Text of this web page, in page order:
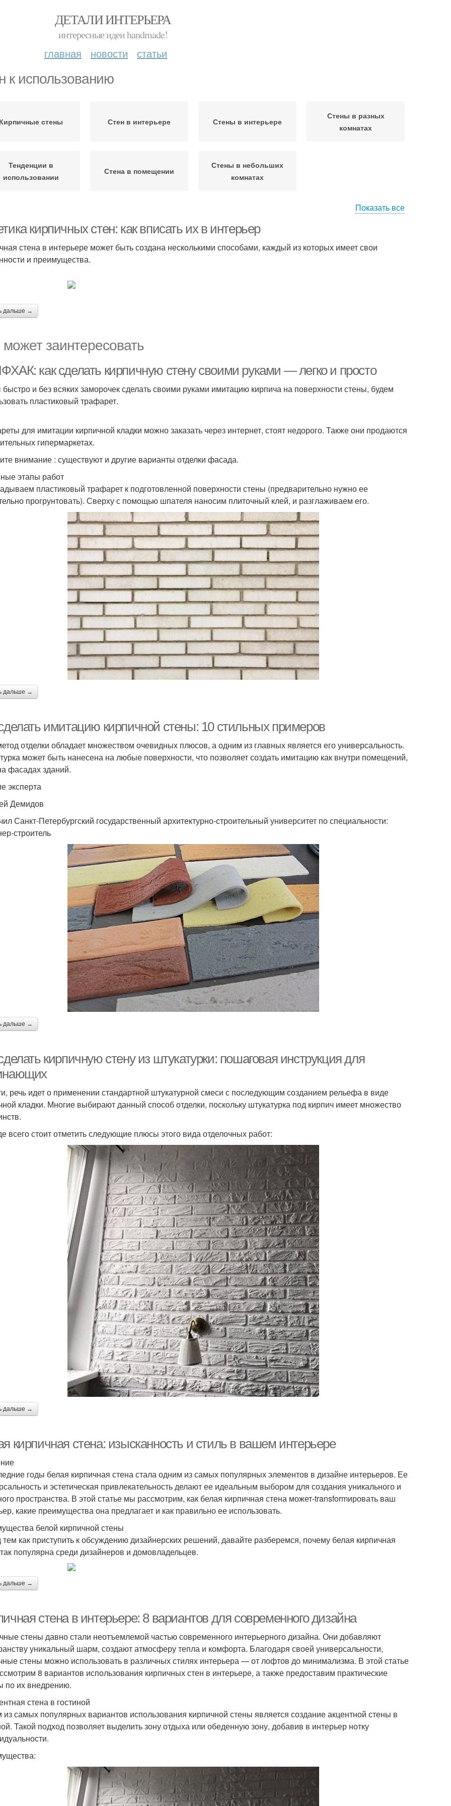
ДЕТАЛИ ИНТЕРЬЕРА
интересные идеи handmade!
главная новости статьи
к использованию
Кирпичные стены Стен в интерьере Стены в интерьере
Стены в разных
комнатах
Тенденции в
использовании
Стена в помещении
Стены в небольших
комнатах
Показать все
кирпичных стен: как вписать их в интерьер
стена в интерьере может быть создана несколькими способами, каждый из которых имеет свои
и преимущества.
дальше →
заинтересовать
как сделать кирпичную стену своими руками — легко и просто
и без всяких заморочек сделать своими руками имитацию кирпича на поверхности стены, будем
пластиковый трафарет.
для имитации кирпичной кладки можно заказать через интернет, стоят недорого. Также они продаются
гипермаркетах.
внимание : существуют и другие варианты отделки фасада.
этапы работ
пластиковый трафарет к подготовленной поверхности стены (предварительно нужно ее
прогрунтовать). Сверху с помощью шпателя наносим плиточный клей, и разглаживаем его.
дальше →
имитацию кирпичной стены: 10 стильных примеров
отделки обладает множеством очевидных плюсов, а одним из главных является его универсальность.
может быть нанесена на любые поверхности, что позволяет создать имитацию как внутри помещений,
фасадах зданий.
эксперта
Демидов
Санкт-Петербургский государственный архитектурно-строительный университет по специальности:
строитель
дальше →
кирпичную стену из штукатурки: пошаговая инструкция для
речь идет о применении стандартной штукатурной смеси с последующим созданием рельефа в виде
кладки. Многие выбирают данный способ отделки, поскольку штукатурка под кирпич имеет множество
всего стоит отметить следующие плюсы этого вида отделочных работ:
дальше →
кирпичная стена: изысканность и стиль в вашем интерьере
годы белая кирпичная стена стала одним из самых популярных элементов в дизайне интерьеров. Ее
и эстетическая привлекательность делают ее идеальным выбором для создания уникального и
пространства. В этой статье мы рассмотрим, как белая кирпичная стена может-transformировать ваш
какие преимущества она предлагает и как правильно ее использовать.
белой кирпичной стены
как приступить к обсуждению дизайнерских решений, давайте разберемся, почему белая кирпичная
популярна среди дизайнеров и домовладельцев.
дальше →
стена в интерьере: 8 вариантов для современного дизайна
стены давно стали неотъемлемой частью современного интерьерного дизайна. Они добавляют
уникальный шарм, создают атмосферу тепла и комфорта. Благодаря своей универсальности,
стены можно использовать в различных стилях интерьера — от лофтов до минимализма. В этой статье
8 вариантов использования кирпичных стен в интерьере, а также предоставим практические
по их внедрению.
стена в гостиной
самых популярных вариантов использования кирпичной стены является создание акцентной стены в
Такой подход позволяет выделить зону отдыха или обеденную зону, добавив в интерьер нотку